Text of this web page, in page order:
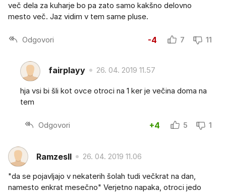
več dela za kuharje bo pa zato samo kakšno delovno
mesto več. Jaz vidim v tem same pluse.
Odgovori -4 7 11
fairplayy 26. 04. 2019 11.57
hja vsi bi šli kot ovce otroci na 1 ker je večina doma na
tem
Odgovori +4 5 1
RamzesII 26. 04. 2019 11.06
"da se pojavljajo v nekaterih šolah tudi večkrat na dan,
namesto enkrat mesečno" Verjetno napaka, otroci jedo